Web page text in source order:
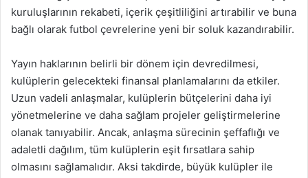
kuruluşlarının rekabeti, içerik çeşitliliğini artırabilir ve buna
bağlı olarak futbol çevrelerine yeni bir soluk kazandırabilir.
Yayın haklarının belirli bir dönem için devredilmesi,
kulüplerin gelecekteki finansal planlamalarını da etkiler.
Uzun vadeli anlaşmalar, kulüplerin bütçelerini daha iyi
yönetmelerine ve daha sağlam projeler geliştirmelerine
olanak tanıyabilir. Ancak, anlaşma sürecinin şeffaflığı ve
adaletli dağılım, tüm kulüplerin eşit fırsatlara sahip
olmasını sağlamalıdır. Aksi takdirde, büyük kulüpler ile